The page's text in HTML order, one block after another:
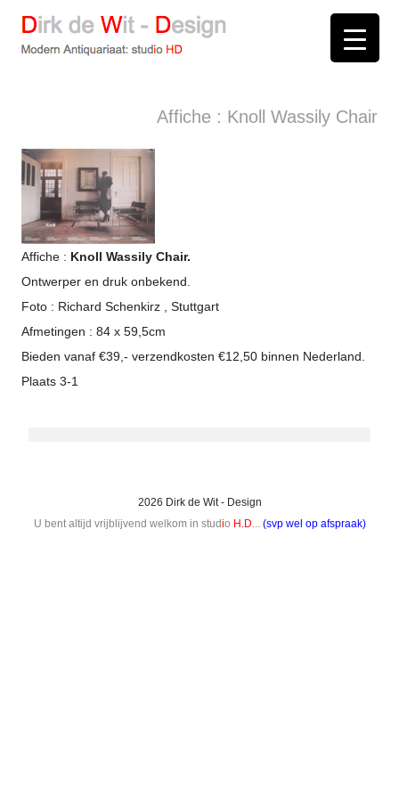
Dirk de Wit - Design
Modern Antiquariaat: studio HD
Affiche : Knoll Wassily Chair
Affiche : Knoll Wassily Chair.
Ontwerper en druk onbekend.
Foto : Richard Schenkirz , Stuttgart
Afmetingen : 84 x 59,5cm
Bieden vanaf €39,- verzendkosten €12,50 binnen Nederland.
Plaats 3-1
2026 Dirk de Wit - Design
U bent altijd vrijblijvend welkom in studio H.D... (svp wel op afspraak)